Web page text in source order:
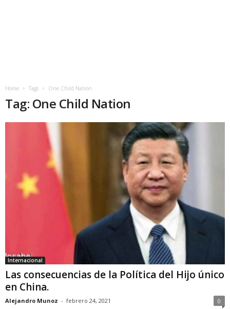
Home Tags One Child Nation
Tag: One Child Nation
Internacional
Las consecuencias de la Política del Hijo único
en China.
Alejandro Munoz - febrero 24, 2021 0